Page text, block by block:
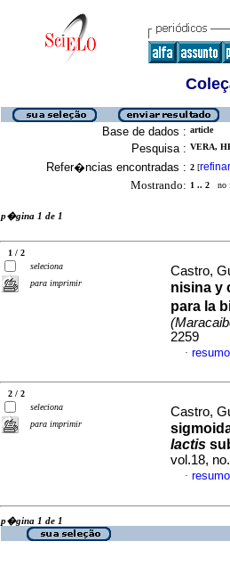
Base de dados : article
Pesquisa : VERA,
Refer�ncias encontradas : 2 [refinar
Mostrando: 1 .. 2 no
p�gina 1 de 1
1 / 2
seleciona
para imprimir
Castro,
nisina y
para la
2259
·
2 / 2
seleciona
para imprimir
Castro,
lactis
vol.18,
·
p�gina 1 de 1